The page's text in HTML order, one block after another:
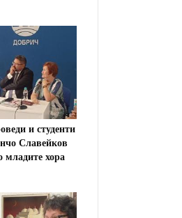
и студенти
Славейков
младите хора